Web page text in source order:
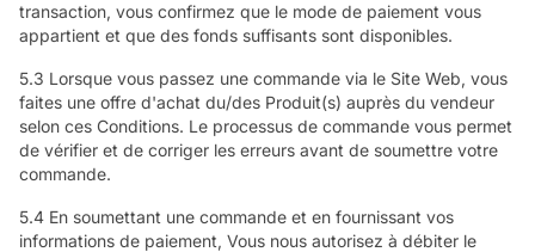
transaction, vous confirmez que le mode de paiement vous
appartient et que des fonds suffisants sont disponibles.
5.3 Lorsque vous passez une commande via le Site Web, vous
faites une offre d'achat du/des Produit(s) auprès du vendeur
selon ces Conditions. Le processus de commande vous permet
de vérifier et de corriger les erreurs avant de soumettre votre
commande.
5.4 En soumettant une commande et en fournissant vos
informations de paiement, Vous nous autorisez à débiter le